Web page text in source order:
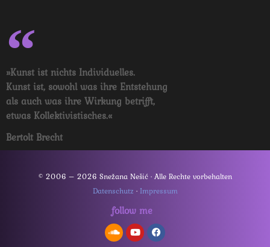
»Kunst ist nichts Individuelles.
Kunst ist, sowohl was ihre Entstehung
als auch was ihre Wirkung betrifft,
etwas Kollektivistisches.«
Bertolt Brecht
© 2006 – 2026 Snežana Nešić · Alle Rechte vorbehalten
Datenschutz · Impressum
follow me